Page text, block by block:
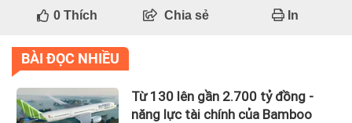
0Thích Chia sẻ In
BÀI ĐỌC NHIỀU
Từ 130 lên gần 2.700 tỷ đồng -
năng lực tài chính của Bamboo